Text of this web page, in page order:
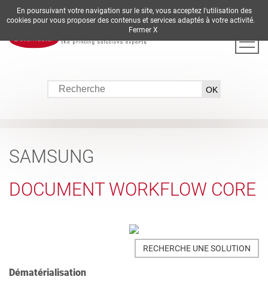
DE EN ES FR IT
SAMSUNG
DOCUMENT WORKFLOW CORE
RECHERCHE UNE SOLUTION
Dématérialisation
En poursuivant votre navigation sur le site, vous acceptez l'utilisation des
cookies pour vous proposer des contenus et services adaptés à votre activité.
Fermer X